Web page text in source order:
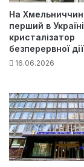
На
перший в
кристалізатор
безперервної дії
16.06.2026